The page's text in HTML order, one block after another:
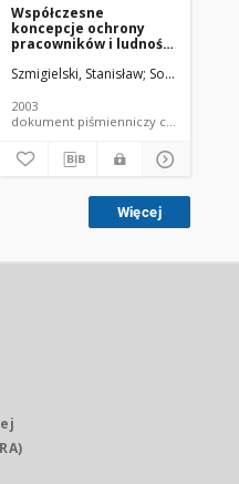
Stanisław
piśmienniczy
Współczesne
koncepcje ochrony
pracowników i ludności
krajach Unii
Szmigielski, Stanisław Sobiczewska,
2003
dokument piśmienniczy
Więcej